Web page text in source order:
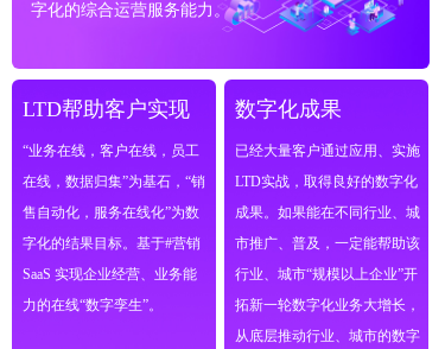
字化的综合运营服务能力。
LTD帮助客户实现 数字化成果
“业务在线，客户在线，员工
在线，数据归集”为基石，“销
售自动化，服务在线化”为数
字化的结果目标。基于#营销
SaaS 实现企业经营、业务能
力的在线“数字孪生”。
已经大量客户通过应用、实施
LTD实战，取得良好的数字化
成果。如果能在不同行业、城
市推广、普及，一定能帮助该
行业、城市“规模以上企业”开
拓新一轮数字化业务大增长，
从底层推动行业、城市的数字